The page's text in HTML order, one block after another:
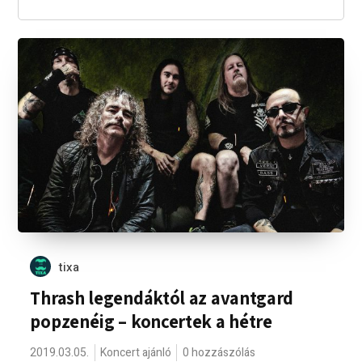
tixa
Thrash legendáktól az avantgard
popzenéig – koncertek a hétre
2019.03.05. Koncert ajánló 0 hozzászólás